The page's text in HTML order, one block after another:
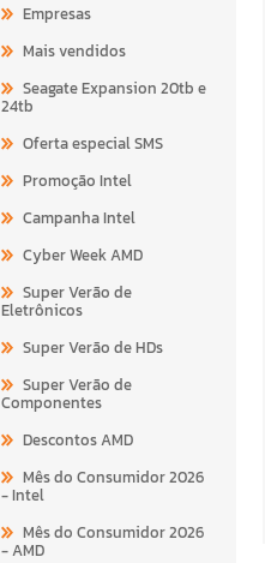
Empresas
Mais vendidos
Seagate Expansion 20tb e
24tb
Oferta especial SMS
Promoção Intel
Campanha Intel
Cyber Week AMD
Super Verão de
Eletrônicos
Super Verão de HDs
Super Verão de
Componentes
Descontos AMD
Mês do Consumidor 2026
- Intel
Mês do Consumidor 2026
- AMD